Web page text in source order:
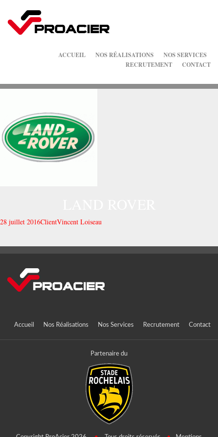
ACCUEIL NOS RÉALISATIONS
NOS SERVICES
RECRUTEMENT
CONTACT
28 juillet 2016ClientVincent Loiseau
Accueil Nos Réalisations Nos Services Recrutement Contact
Partenaire du